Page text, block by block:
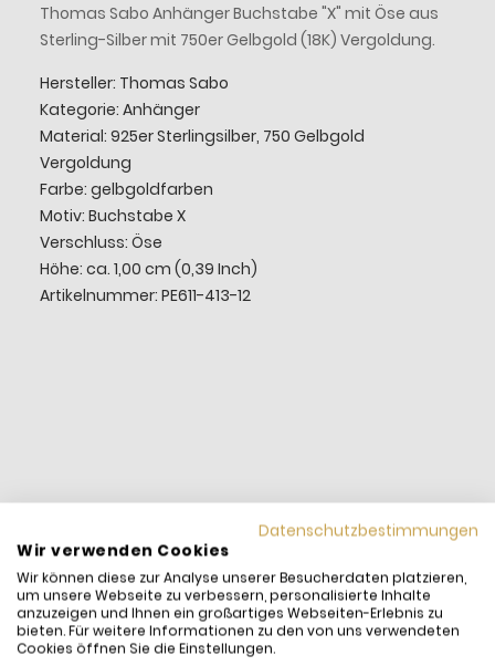
Thomas Sabo Anhänger Buchstabe "X" mit Öse aus
Sterling-Silber mit 750er Gelbgold (18K) Vergoldung.
Hersteller: Thomas Sabo
Kategorie: Anhänger
Material: 925er Sterlingsilber, 750 Gelbgold
Vergoldung
Farbe: gelbgoldfarben
Motiv: Buchstabe X
Verschluss: Öse
Höhe: ca. 1,00 cm (0,39 Inch)
Artikelnummer: PE611-413-12
Datenschutzbestimmungen
Wir verwenden Cookies
Wir können diese zur Analyse unserer Besucherdaten platzieren,
um unsere Webseite zu verbessern, personalisierte Inhalte
anzuzeigen und Ihnen ein großartiges Webseiten-Erlebnis zu
bieten. Für weitere Informationen zu den von uns verwendeten
Cookies öffnen Sie die Einstellungen.